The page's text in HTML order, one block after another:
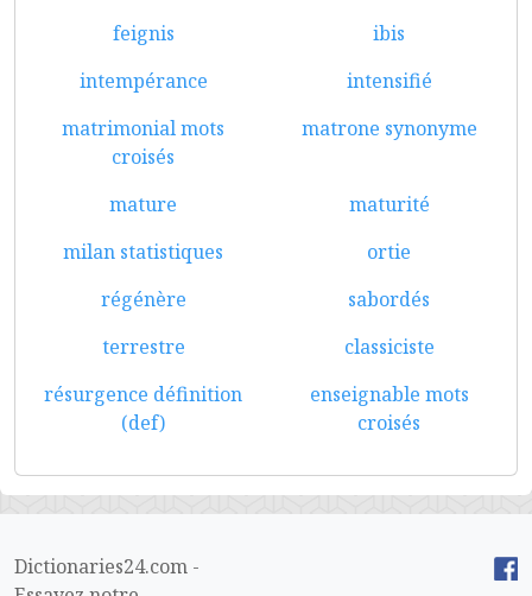
feignis
ibis
intempérance
intensifié
matrimonial mots
croisés
matrone synonyme
mature
maturité
milan statistiques
ortie
régénère
sabordés
terrestre
classiciste
résurgence définition
(def)
enseignable mots
croisés
Dictionaries24.com -